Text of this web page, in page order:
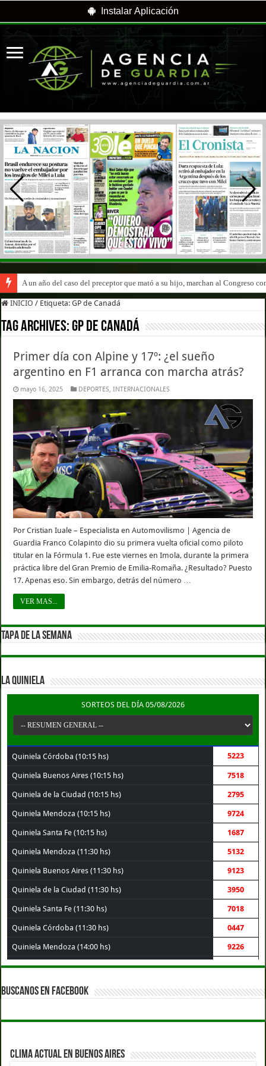
Instalar Aplicación
A un año del caso del preceptor que mató a su hijo, marchan al Congreso
INICIO / Etiqueta:GP de Canadá
Tag Archives:GP de Canadá
Primer día con Alpine y 17º: ¿el sueño
argentino en F1 arranca con marcha atrás?
mayo 16, 2025 DEPORTES,INTERNACIONALES
Por Cristian Iuale – Especialista en Automovilismo | Agencia de
Guardia Franco Colapinto dio su primera vuelta oficial como piloto
titular en la Fórmula 1. Fue este viernes en Imola, durante la primera
práctica libre del Gran Premio de Emilia-Romaña. ¿Resultado? Puesto
17. Apenas eso. Sin embargo, detrás del número …
VER MAS...
TAPA DE LA SEMANA
LA QUINIELA
SORTEOS DEL DÍA 05/08/2026
Quiniela Córdoba (10:15 hs) 5223
Quiniela Buenos Aires (10:15 hs) 7518
Quiniela de la Ciudad (10:15 hs) 2795
Quiniela Mendoza (10:15 hs) 9724
Quiniela Santa Fe (10:15 hs) 1687
Quiniela Mendoza (11:30 hs) 5132
Quiniela Buenos Aires (11:30 hs) 9123
Quiniela de la Ciudad (11:30 hs) 3950
Quiniela Santa Fe (11:30 hs) 7018
Quiniela Córdoba (11:30 hs) 0447
Quiniela Mendoza (14:00 hs) 9226
Quiniela Córdoba (14:00 hs) 7666
Quiniela Santa Fe (14:00 hs)
Quiniela de la Ciudad (14:00 hs) 1771
6004
BUSCANOS EN FACEBOOK
CLIMA ACTUAL EN BUENOS AIRES